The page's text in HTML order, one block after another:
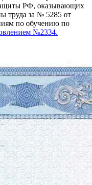
РФ, оказывающих
труда за № 5285 от
по обучению по
№2334.